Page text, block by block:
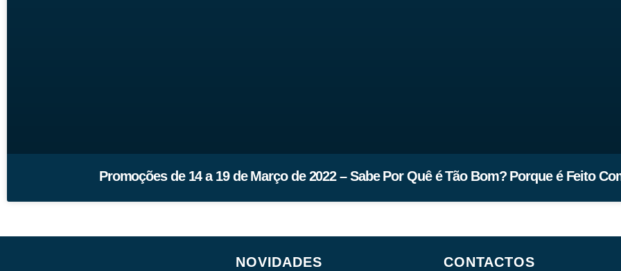
Promoções de 14 a 19 de Março de 2022 – Sabe Por Quê é Tão Bom? Porque é Feito
NOVIDADES CONTACTOS